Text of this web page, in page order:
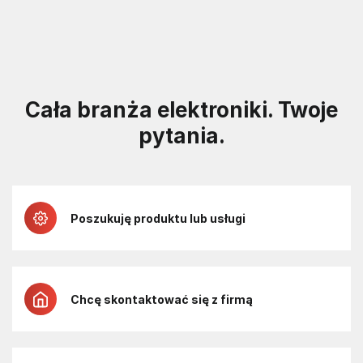
Cała branża elektroniki. Twoje
pytania.
Poszukuję produktu lub usługi
Chcę skontaktować się z firmą